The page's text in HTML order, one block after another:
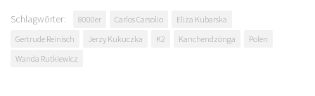
Schlagwörter: 8000er Carlos Carsolio
Eliza Kubarska
Gertrude Reinisch
Jerzy Kukuczka K2 Kanchendzönga
Polen
Wanda Rutkiewicz